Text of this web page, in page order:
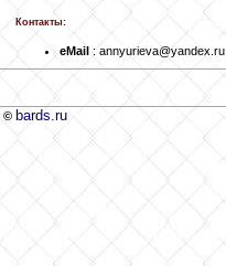
Контакты:
eMail: annyurieva@yandex.ru
© bards.ru